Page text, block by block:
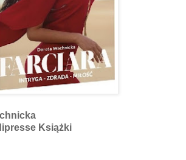
Książki